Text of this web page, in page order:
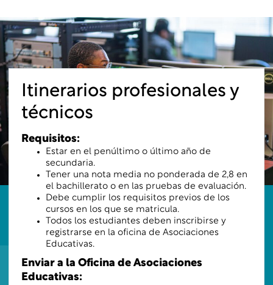
Itinerarios profesionales y
técnicos
Requisitos:
Estar en el penúltimo o último año de
secundaria.
Tener una nota media no ponderada de 2,8 en
el bachillerato o en las pruebas de evaluación.
Debe cumplir los requisitos previos de los
cursos en los que se matricula.
Todos los estudiantes deben inscribirse y
registrarse en la oficina de Asociaciones
Educativas.
Enviar a la Oficina de Asociaciones
Educativas: